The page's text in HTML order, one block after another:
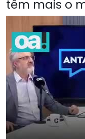
têm mais o